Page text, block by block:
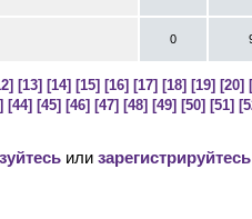
0
[13] [14] [15] [16] [17] [18] [19] [20]
[44] [45] [46] [47] [48] [49] [50] [51]
или зарегистрируйтесь